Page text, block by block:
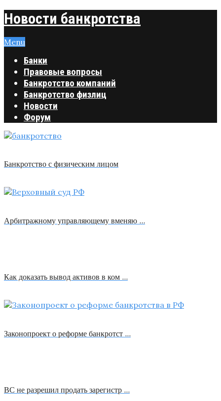
Новости банкротства
Menu
Банки
Правовые вопросы
Банкротство компаний
Банкротство физлиц
Новости
Форум
Банкротство с физическим лицом
Арбитражному управляющему вменяю …
Как доказать вывод активов в ком …
Законопроект о реформе банкротст …
ВС не разрешил продать зарегистр …